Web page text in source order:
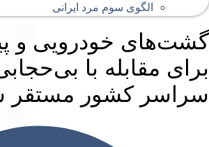
الگوی سوم مرد ایرانی
خودرویی و
مقابله با
کشور مستقر